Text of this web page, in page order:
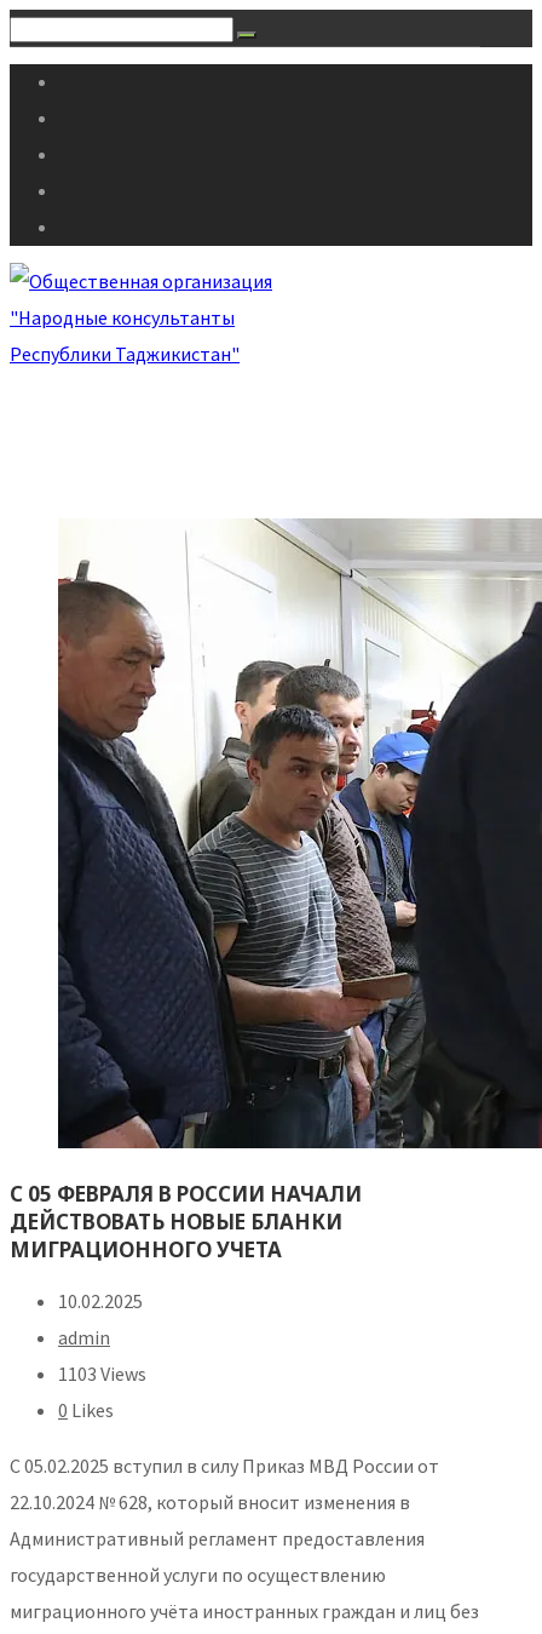
С 05 ФЕВРАЛЯ В РОССИИ НАЧАЛИ
ДЕЙСТВОВАТЬ НОВЫЕ БЛАНКИ
МИГРАЦИОННОГО УЧЕТА
10.02.2025
admin
1103 Views
0 Likes
С 05.02.2025 вступил в силу Приказ МВД России от
22.10.2024 № 628, который вносит изменения в
Административный регламент предоставления
государственной услуги по осуществлению
миграционного учёта иностранных граждан и лиц без